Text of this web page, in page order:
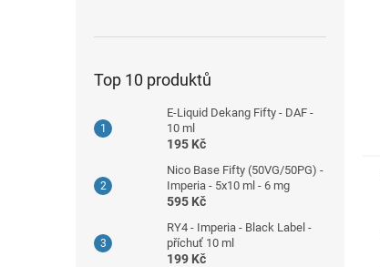
Top 10 produktů
E-Liquid Dekang Fifty - DAF -
10 ml
195 Kč
Nico Base Fifty (50VG/50PG) -
Imperia - 5x10 ml - 6 mg
595 Kč
RY4 - Imperia - Black Label -
příchuť 10 ml
199 Kč